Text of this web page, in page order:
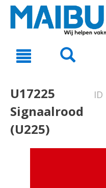
text.skipToNavigation
U17225
Signaalrood
(U225)
ID